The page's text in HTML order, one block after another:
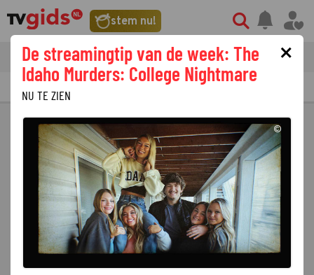
stem nu!
tvgids streaming nieuws
PRIMETIME GEMIST
×
De streamingtip van de week: The
Idaho Murders: College Nightmare
NU TE ZIEN
©